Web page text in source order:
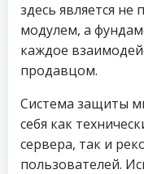
здесь является
модулем, а
каждое
продавцом.
Система защиты
себя как
сервера, так и
пользователей.